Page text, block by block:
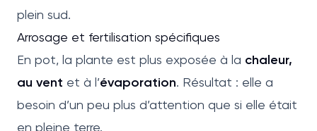
plein sud.
Arrosage et fertilisation spécifiques
En pot, la plante est plus exposée à la chaleur,
au vent et à l’évaporation. Résultat : elle a
besoin d’un peu plus d’attention que si elle était
en pleine terre.